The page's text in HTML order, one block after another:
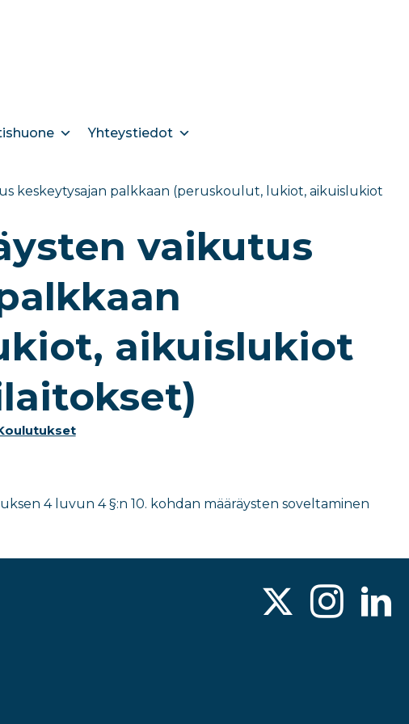
Yhteystiedot
keskeytysajan palkkaan (peruskoulut, lukiot, aikuislukiot
vaikutus
aikuislukiot
4 luvun 4 §:n 10. kohdan määräysten soveltaminen